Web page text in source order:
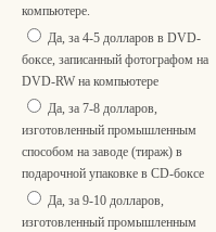
компьютере.
Да, за 4-5 долларов в DVD-
боксе, записанный фотографом на
DVD-RW на компьютере
Да, за 7-8 долларов,
изготовленный промышленным
способом на заводе (тираж) в
подарочной упаковке в CD-боксе
Да, за 9-10 долларов,
изготовленный промышленным